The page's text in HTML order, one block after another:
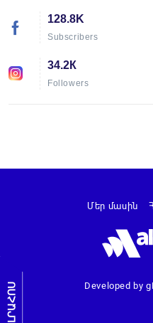
128.8K
Subscribers
34.2К
Followers
ԼՐԱՀՈՍ Developed by
Մեր մասին